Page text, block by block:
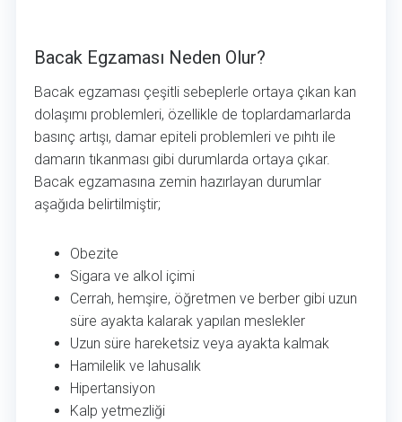
Bacak Egzaması Neden Olur?
Bacak egzaması çeşitli sebeplerle ortaya çıkan kan
dolaşımı problemleri, özellikle de toplardamarlarda
basınç artışı, damar epiteli problemleri ve pıhtı ile
damarın tıkanması gibi durumlarda ortaya çıkar.
Bacak egzamasına zemin hazırlayan durumlar
aşağıda belirtilmiştir;
Obezite
Sigara ve alkol içimi
Cerrah, hemşire, öğretmen ve berber gibi uzun
süre ayakta kalarak yapılan meslekler
Uzun süre hareketsiz veya ayakta kalmak
Hamilelik ve lahusalık
Hipertansiyon
Kalp yetmezliği